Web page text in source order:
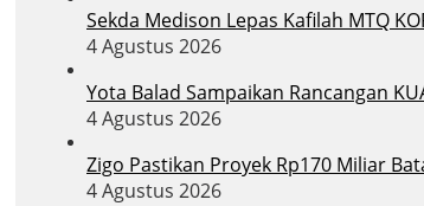
Sekda Medison Lepas Kafilah MTQ
4 Agustus 2026
Yota Balad Sampaikan Rancangan
4 Agustus 2026
Zigo Pastikan Proyek Rp170 Miliar
4 Agustus 2026